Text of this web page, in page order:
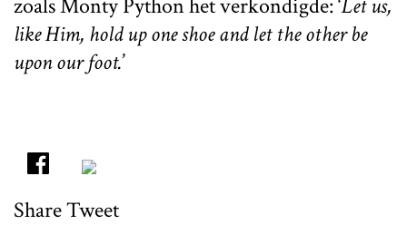
zoals Monty Python het verkondigde: ‘Let us,
like Him, hold up one shoe and let the other be
upon our foot.’
ShareTweet